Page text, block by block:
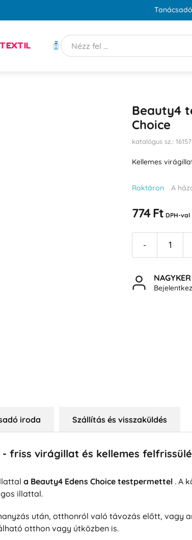
TEXTIL HIGIÉNIA
Beauty4
Choice
katalógus sz.: 16157
Kellemes
Raktáron A
774 Ft DPH-val
-
NAGYKER
iroda Szállítás és visszaküldés
friss virágillat és kellemes
a Beauty4 Edens Choice testpermettel. A
illattal.
után, otthonról való távozás előtt, vagy
otthon vagy útközben is.